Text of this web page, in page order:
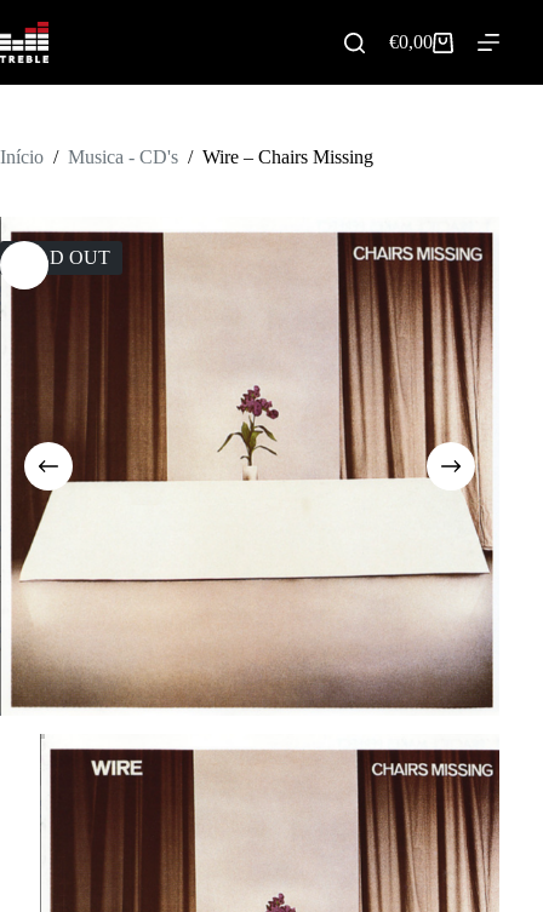
para
o
Carrinho
€0,00
Início / Musica - CD's / Wire ‎– Chairs Missing
SOLD OUT